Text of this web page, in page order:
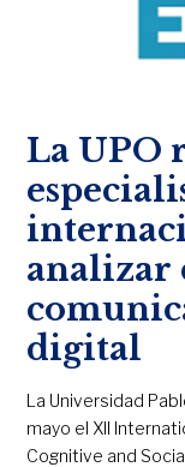
La UPO
analizar
digital
La Universidad
mayo el XII
Cognitive and